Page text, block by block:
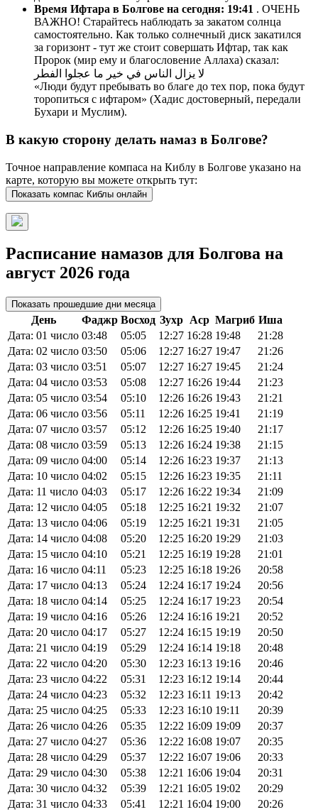
Время Ифтара в Болгове на сегодня: 19:41 . ОЧЕНЬ
ВАЖНО! Старайтесь наблюдать за закатом солнца
самостоятельно. Как только солнечный диск закатился
за горизонт - тут же стоит совершать Ифтар, так как
Пророк (мир ему и благословение Аллаха) сказал:
لا يزال الناس في خير ما عجلوا الفطر
«Люди будут пребывать во благе до тех пор, пока будут
торопиться с ифтаром» (Хадис достоверный, передали
Бухари и Муслим).
В какую сторону делать намаз в Болгове?
Точное направление компаса на Киблу в Болгове указано на
карте, которую вы можете открыть тут:
Показать компас Киблы онлайн
Расписание намазов для Болгова на
август 2026 года
Показать прошедшие дни месяца
День Фаджр Восход Зухр Аср Магриб Иша
Дата: 01 число 03:48 05:05 12:27 16:28 19:48
21:28
Дата: 02 число 03:50 05:06 12:27 16:27 19:47
21:26
Дата: 03 число 03:51 05:07 12:27 16:27 19:45
21:24
Дата: 04 число 03:53 05:08 12:27 16:26 19:44
21:23
Дата: 05 число 03:54 05:10 12:26 16:26 19:43
21:21
Дата: 06 число 03:56 05:11 12:26 16:25 19:41
21:19
Дата: 07 число 03:57 05:12 12:26 16:25 19:40
21:17
Дата: 08 число 03:59 05:13 12:26 16:24 19:38
21:15
Дата: 09 число 04:00 05:14 12:26 16:23 19:37
21:13
Дата: 10 число 04:02 05:15 12:26 16:23 19:35
21:11
Дата: 11 число 04:03 05:17 12:26 16:22 19:34
21:09
Дата: 12 число 04:05 05:18 12:25 16:21 19:32
21:07
Дата: 13 число 04:06 05:19 12:25 16:21 19:31
21:05
Дата: 14 число 04:08 05:20 12:25 16:20 19:29
21:03
Дата: 15 число 04:10 05:21 12:25 16:19 19:28
21:01
Дата: 16 число 04:11 05:23 12:25 16:18 19:26
20:58
Дата: 17 число 04:13 05:24 12:24 16:17 19:24
20:56
Дата: 18 число 04:14 05:25 12:24 16:17 19:23
20:54
Дата: 19 число 04:16 05:26 12:24 16:16 19:21
20:52
Дата: 20 число 04:17 05:27 12:24 16:15 19:19
20:50
Дата: 21 число 04:19 05:29 12:24 16:14 19:18
20:48
Дата: 22 число 04:20 05:30 12:23 16:13 19:16
20:46
Дата: 23 число 04:22 05:31 12:23 16:12 19:14
20:44
Дата: 24 число 04:23 05:32 12:23 16:11 19:13
20:42
Дата: 25 число 04:25 05:33 12:23 16:10 19:11
20:39
Дата: 26 число 04:26 05:35 12:22 16:09 19:09
20:37
Дата: 27 число 04:27 05:36 12:22 16:08 19:07
20:35
Дата: 28 число 04:29 05:37 12:22 16:07 19:06
20:33
Дата: 29 число 04:30 05:38 12:21 16:06 19:04
20:31
Дата: 30 число 04:32 05:39 12:21 16:05 19:02
20:29
Дата: 31 число 04:33 05:41 12:21 16:04 19:00
20:26